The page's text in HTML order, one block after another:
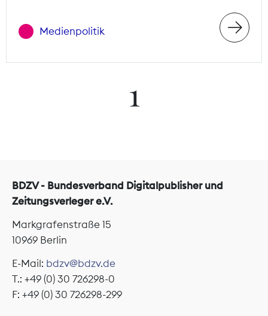
Medienpolitik
1
BDZV - Bundesverband Digitalpublisher und
Zeitungsverleger e.V.
Markgrafenstraße 15
10969 Berlin
E-Mail: bdzv@bdzv.de
T.: +49 (0) 30 726298-0
F: +49 (0) 30 726298-299